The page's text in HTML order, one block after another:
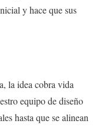
y hace que sus
la idea cobra vida
equipo de diseño
hasta que se alinean